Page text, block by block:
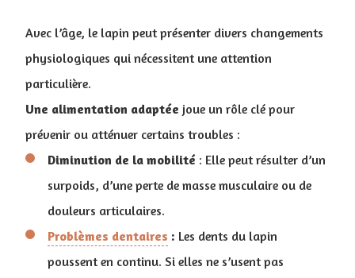
Avec l’âge, le lapin peut présenter divers changements
physiologiques qui nécessitent une attention
particulière.
Une alimentation adaptée joue un rôle clé pour
prévenir ou atténuer certains troubles :
Diminution de la mobilité : Elle peut résulter d’un
surpoids, d’une perte de masse musculaire ou de
douleurs articulaires.
Problèmes dentaires : Les dents du lapin
poussent en continu. Si elles ne s’usent pas